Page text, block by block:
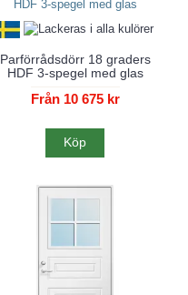
Parförrådsdörr 18 graders
HDF 3-spegel med glas
Från 10 675 kr
Köp